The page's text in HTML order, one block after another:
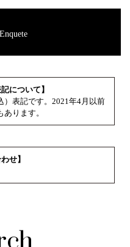
Enquete
について】
）表記です。2021年4月以前
ります。
せ】